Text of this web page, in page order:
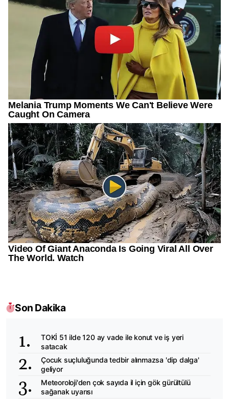
Son Dakika
TOKİ 51 ilde 120 ay vade ile konut ve iş yeri
satacak
Çocuk suçluluğunda tedbir alınmazsa 'dip dalga'
geliyor
Meteoroloji'den çok sayıda il için gök gürültülü
sağanak uyarısı